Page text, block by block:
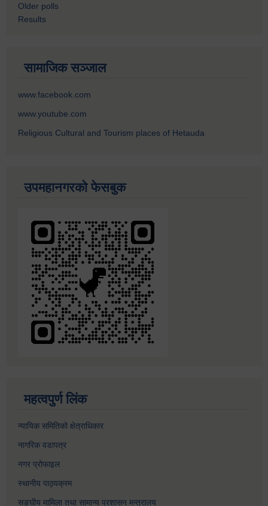
Older polls
Results
सामाजिक सञ्जाल
www.facebook.com
www.youtube.com
Religious Cultural and Tourism places of Hetauda
उपमहानगरको फेसबुक
महत्वपुर्ण लिंक
न्यायिक समितिको क्षेत्राधिकार
नागरिक वडापत्र
नगर प्रोफाइल
स्थानीय पाठ्यक्रम
सङ्घीय मामिला तथा सामान्य प्रशासन मन्त्रालय